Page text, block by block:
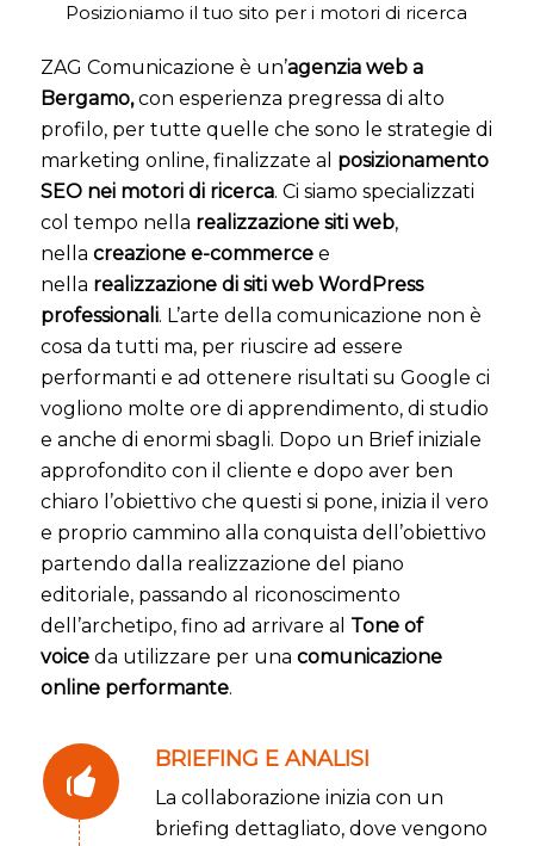
Posizioniamo il tuo sito per i motori di ricerca
ZAG Comunicazione è un’agenzia web a
Bergamo,con esperienza pregressa di alto
profilo, per tutte quelle che sono le strategie di
marketing online, finalizzate al posizionamento
SEO nei motori di ricerca. Ci siamo specializzati
col tempo nella realizzazione siti web,
nella creazione e-commercee
nella realizzazione di siti web WordPress
professionali. L’arte della comunicazione non è
cosa da tutti ma, per riuscire ad essere
performanti e ad ottenere risultati su Google ci
vogliono molte ore di apprendimento, di studio
e anche di enormi sbagli. Dopo un Brief iniziale
approfondito con il cliente e dopo aver ben
chiaro l’obiettivo che questi si pone, inizia il vero
e proprio cammino alla conquista dell’obiettivo
partendo dalla realizzazione del piano
editoriale, passando al riconoscimento
dell’archetipo, fino ad arrivare al Tone of
voiceda utilizzare per una comunicazione
online performante.
BRIEFING E ANALISI
La collaborazione inizia con un
briefing dettagliato, dove vengono